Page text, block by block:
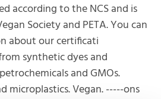
according to the NCS and is
Society and PETA. You can
about our certificati
synthetic dyes and
and GMOs.
microplastics. Vegan. -----ons